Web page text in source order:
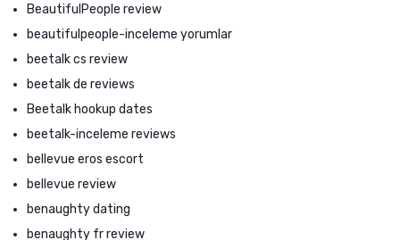
BeautifulPeople review
beautifulpeople-inceleme yorumlar
beetalk cs review
beetalk de reviews
Beetalk hookup dates
beetalk-inceleme reviews
bellevue eros escort
bellevue review
benaughty dating
benaughty fr review